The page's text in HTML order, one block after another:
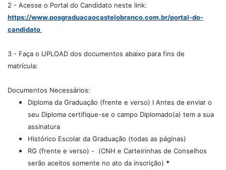
2 - Acesse o Portal do Candidato neste link:
https://www.posgraduacaocastelobranco.com.br/portal-do-
candidato
3 - Faça o UPLOAD dos documentos abaixo para fins de
matrícula:
Documentos Necessários:
Diploma da Graduação (frente e verso) l Antes de enviar o
seu Diploma certifique-se o campo Diplomado(a) tem a sua
assinatura
Histórico Escolar da Graduação (todas as páginas)
RG (frente e verso) - (CNH e Carteirinhas de Conselhos
serão aceitos somente no ato da inscrição) *